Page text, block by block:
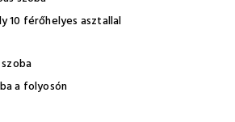
10 férőhelyes asztallal
a folyosón